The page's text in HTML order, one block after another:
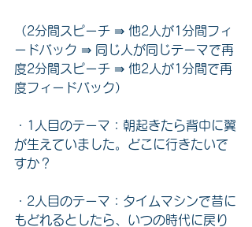
（2分間スピーチ ⇛ 他2人が1分間フィ
ードバック ⇛ 同じ人が同じテーマで再
度2分間スピーチ ⇛ 他2人が1分間で再
度フィードバック）
・1人目のテーマ：朝起きたら背中に翼
が生えていました。どこに行きたいで
すか？
・2人目のテーマ：タイムマシンで昔に
もどれるとしたら、いつの時代に戻り